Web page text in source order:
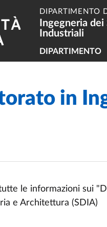
DIPARTIMENTO
Ingegneria
Industriali
DIPARTIMENTO
in
le informazioni sui
e Architettura (SDIA)